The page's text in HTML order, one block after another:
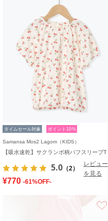
タイムセール対象 ポイント10%
Samansa Mos2 Lagom（KIDS）
【吸水速乾】サクランボ柄パフスリーブT
5.0 （2）
レビュー
を見る
¥770 -61%OFF-